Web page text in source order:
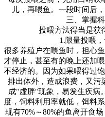
儿，再喂鱼。一段时间后
三、掌握
投喂方法得当是获
1.限量投喂
很多养殖户在喂鱼时，担心
才停止，甚至有的晚上还加
不经济的。因为如果喂得过
排出体外，造成浪费，又污
成"虚胖"现象，易发生疾病
度，饲料利用率就低，饵料
现有70%～80%的鱼离开食